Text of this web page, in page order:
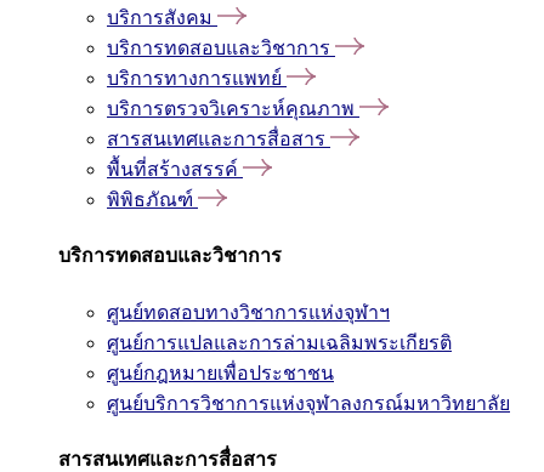
บริการสังคม
บริการทดสอบและวิชาการ
บริการทางการแพทย์
บริการตรวจวิเคราะห์คุณภาพ
สารสนเทศและการสื่อสาร
พื้นที่สร้างสรรค์
พิพิธภัณฑ์
บริการทดสอบและวิชาการ
ศูนย์ทดสอบทางวิชาการแห่งจุฬาฯ
ศูนย์การแปลและการล่ามเฉลิมพระเกียรติ
ศูนย์กฎหมายเพื่อประชาชน
ศูนย์บริการวิชาการแห่งจุฬาลงกรณ์มหาวิทยาลัย
สารสนเทศและการสื่อสาร